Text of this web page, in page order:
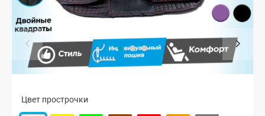
Цвет прострочки